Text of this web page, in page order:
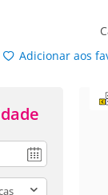
Adicionar aos